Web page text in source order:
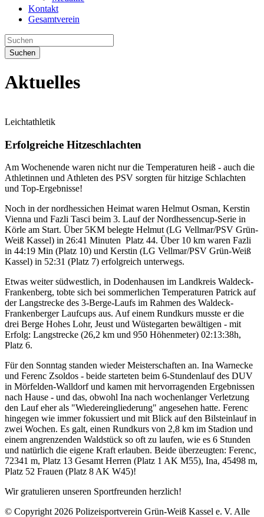
Kontakt
Gesamtverein
Suchen
Aktuelles
Leichtathletik
Erfolgreiche Hitzeschlachten
Am Wochenende waren nicht nur die Temperaturen heiß - auch die
Athletinnen und Athleten des PSV sorgten für hitzige Schlachten
und Top-Ergebnisse!
Noch in der nordhessichen Heimat waren Helmut Osman, Kerstin
Vienna und Fazli Tasci beim 3. Lauf der Nordhessencup-Serie in
Körle am Start. Über 5KM belegte Helmut (LG Vellmar/PSV Grün-
Weiß Kassel) in 26:41 Minuten Platz 44. Über 10 km waren Fazli
in 44:19 Min (Platz 10) und Kerstin (LG Vellmar/PSV Grün-Weiß
Kassel) in 52:31 (Platz 7) erfolgreich unterwegs.
Etwas weiter südwestlich, in Dodenhausen im Landkreis Waldeck-
Frankenberg, tobte sich bei sommerlichen Temperaturen Patrick auf
der Langstrecke des 3-Berge-Laufs im Rahmen des Waldeck-
Frankenberger Laufcups aus. Auf einem Rundkurs musste er die
drei Berge Hohes Lohr, Jeust und Wüstegarten bewältigen - mit
Erfolg: Langstrecke (26,2 km und 950 Höhenmeter) 02:13:38h,
Platz 6.
Für den Sonntag standen wieder Meisterschaften an. Ina Warnecke
und Ferenc Zsoldos - beide starteten beim 6-Stundenlauf des DUV
in Mörfelden-Walldorf und kamen mit hervorragenden Ergebnissen
nach Hause - und das, obwohl Ina nach wochenlanger Verletzung
den Lauf eher als "Wiedereingliederung" angesehen hatte. Ferenc
hingegen wie immer fokussiert und mit Blick auf den Bilsteinlauf in
zwei Wochen. Es galt, einen Rundkurs von 2,8 km im Stadion und
einem angrenzenden Waldstück so oft zu laufen, wie es 6 Stunden
und natürlich die eigene Kraft erlauben. Beide überzeugten: Ferenc,
72341 m, Platz 13 Gesamt Herren (Platz 1 AK M55), Ina, 45498 m,
Platz 52 Frauen (Platz 8 AK W45)!
Wir gratulieren unseren Sportfreunden herzlich!
© Copyright 2026 Polizeisportverein Grün-Weiß Kassel e. V. Alle